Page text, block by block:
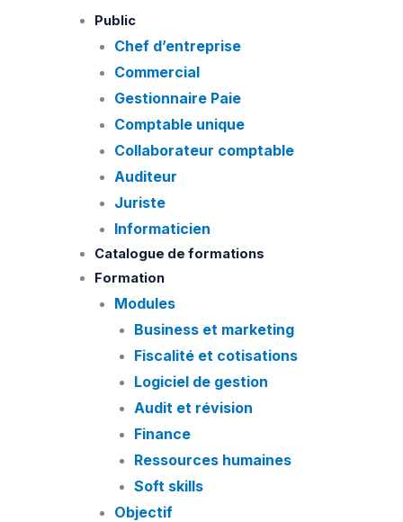
Public
Chef d’entreprise
Commercial
Gestionnaire Paie
Comptable unique
Collaborateur comptable
Auditeur
Juriste
Informaticien
Catalogue de formations
Formation
Modules
Business et marketing
Fiscalité et cotisations
Logiciel de gestion
Audit et révision
Finance
Ressources humaines
Soft skills
Objectif